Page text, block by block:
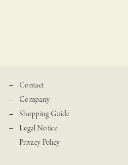
Contact
Company
Shopping Guide
Legal Notice
Privacy Policy